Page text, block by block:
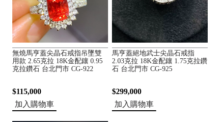
無燒馬亨蓋尖晶石戒指吊墜雙
用款 2.65克拉 18K金配鑲 0.95
克拉鑽石 台北門市 CG-922
$115,000
加入購物車
馬亨蓋絕地武士尖晶石戒指
2.03克拉 18K金配鑲 1.75克拉鑽
石 台北門市 CG-925
$299,000
加入購物車